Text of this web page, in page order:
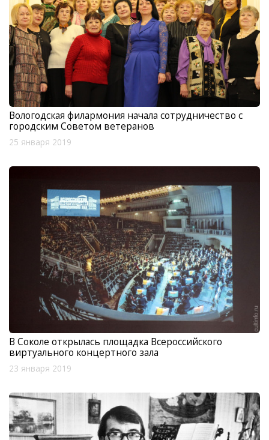
Вологодская филармония начала сотрудничество с
городским Советом ветеранов
25 января 2019
В Соколе открылась площадка Всероссийского
виртуального концертного зала
23 января 2019